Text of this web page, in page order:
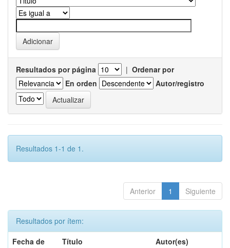
Resultados por página | Ordenar por
En orden
Autor/registro
Resultados 1-1 de 1.
Anterior 1 Siguiente
Resultados por ítem:
Fecha de
Título Autor(es)